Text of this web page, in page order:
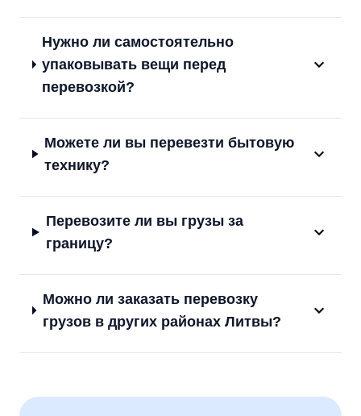
Нужно ли самостоятельно
упаковывать вещи перед
перевозкой?
Можете ли вы перевезти бытовую
технику?
Перевозите ли вы грузы за
границу?
Можно ли заказать перевозку
грузов в других районах Литвы?